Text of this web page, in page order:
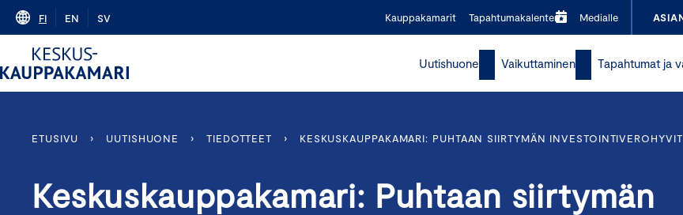
Skip
content
FI EN SV Kauppakamarit Tapahtumakalenteri Medialle
Uutishuone Vaikuttaminen Tapahtumat ja
ETUSIVU › UUTISHUONE › TIEDOTTEET › KESKUSKAUPPAKAMARI: PUHTAAN SIIRTYMÄN
Keskuskauppakamari: Puhtaan siirtymän